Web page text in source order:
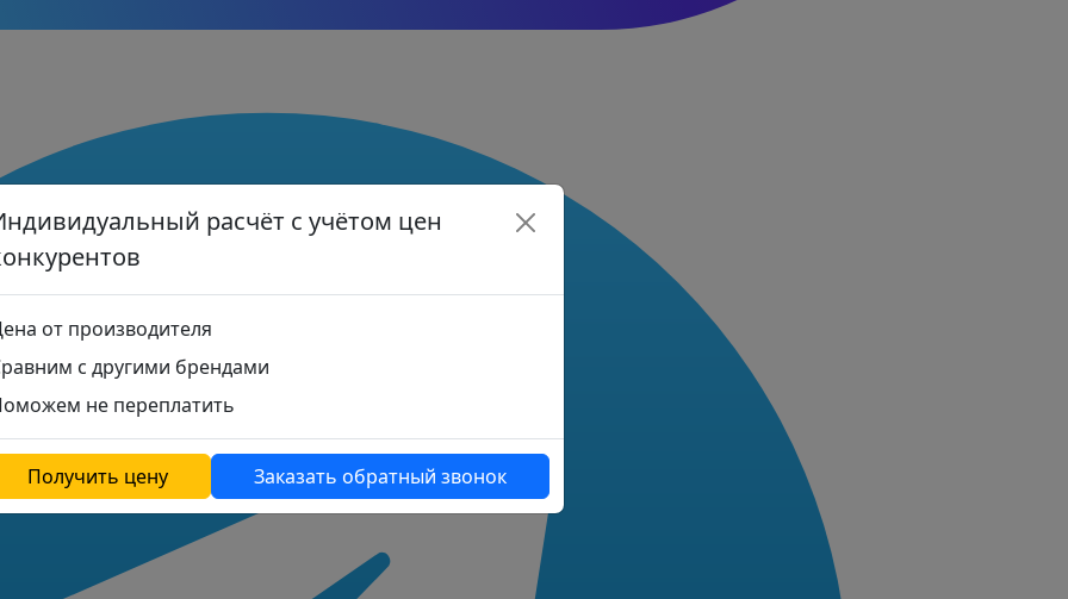
расчёт с учётом цен
от производителя
с другими брендами
не переплатить
Получить цену Заказать обратный звонок